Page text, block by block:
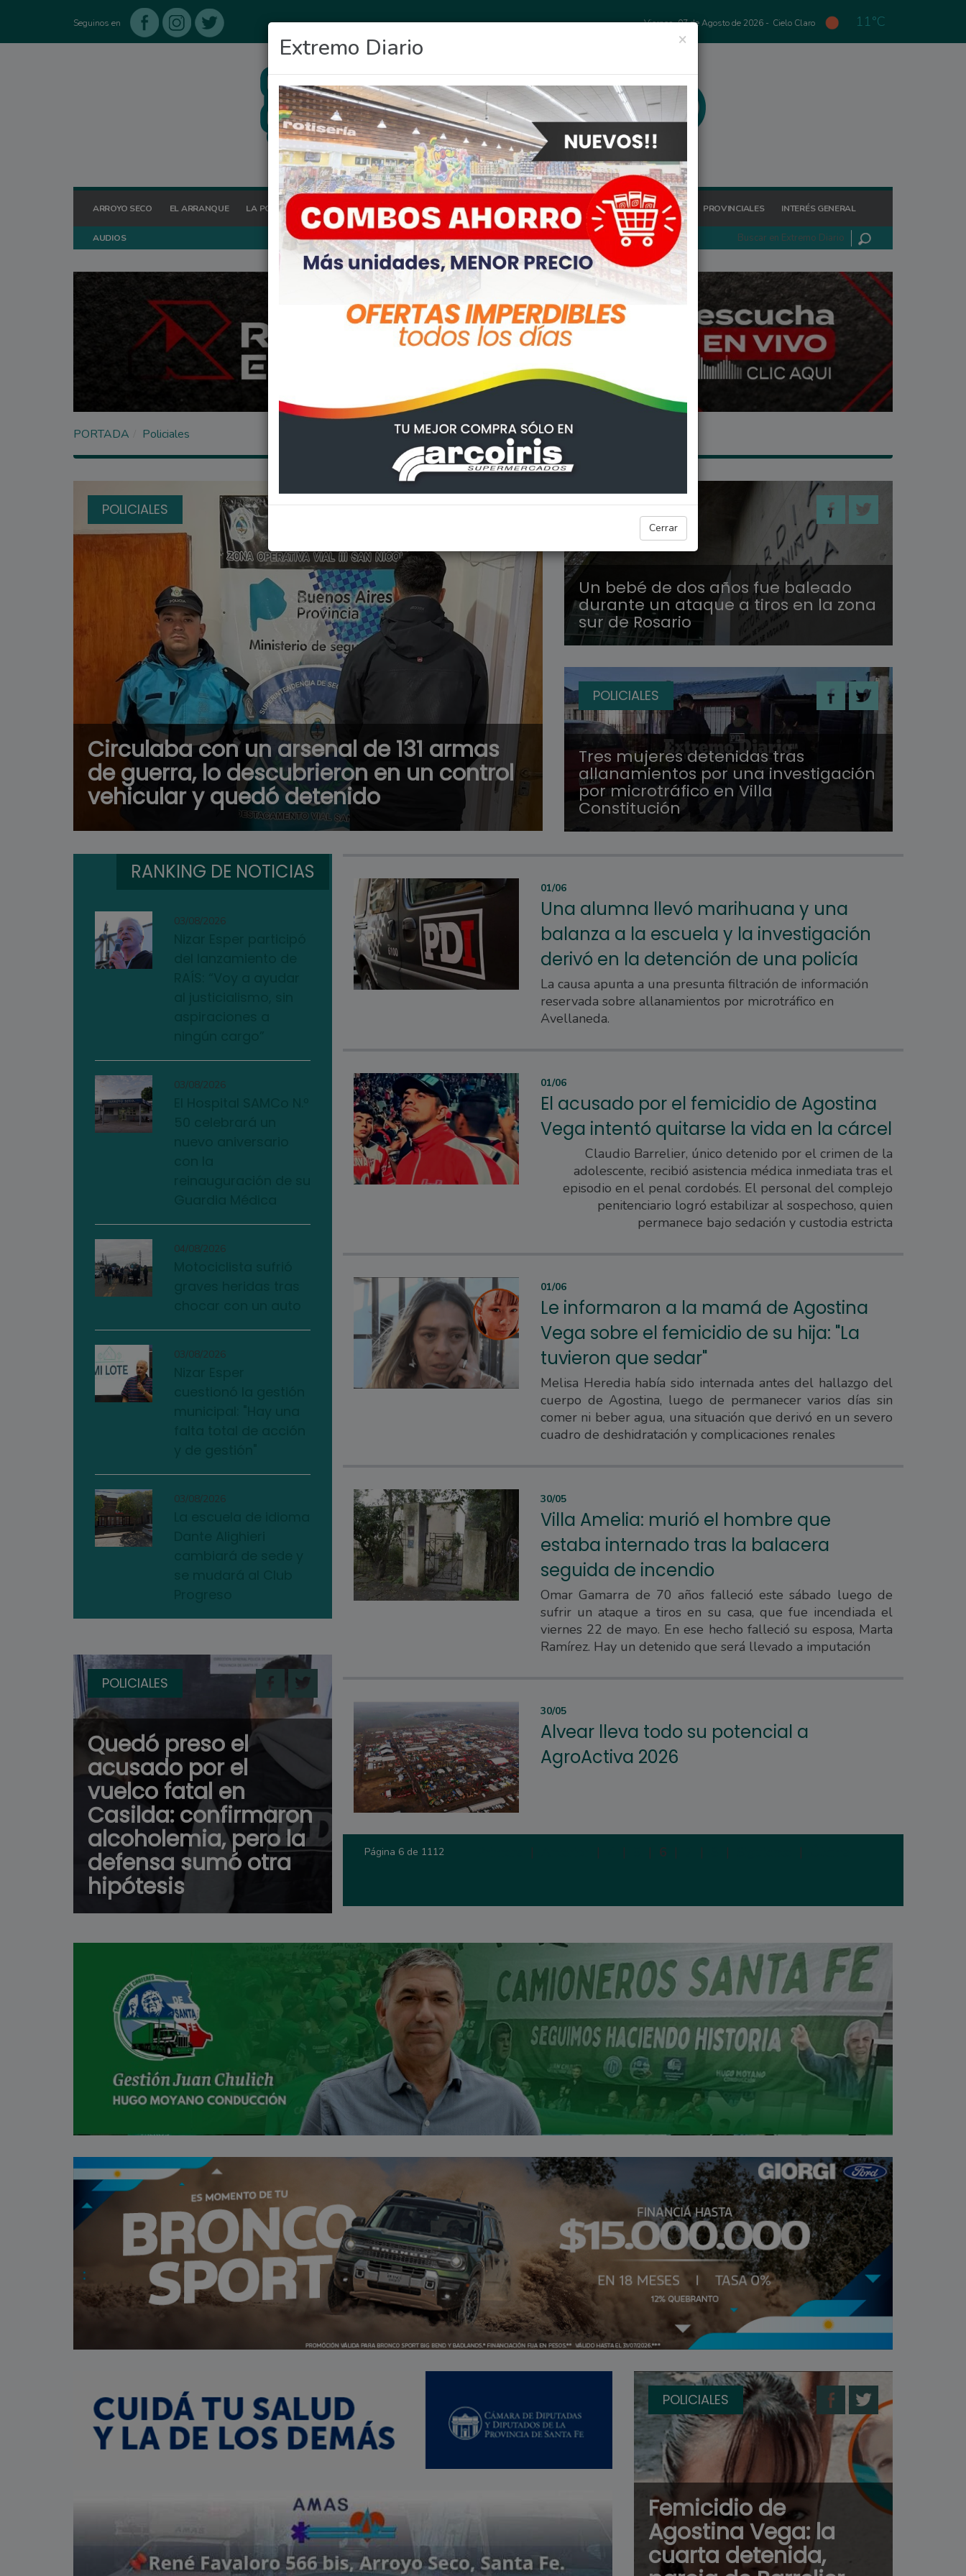
Seguinos en Viernes, 07 de Agosto de 2026 - Cielo Claro 11°C
ARROYO SECO EL ARRANQUE LA POSTA HOY OCIO DEPORTES FIGHIERA GENERAL LAGOS POLICIALES REGIONALES PROVINCIALES INTERÉS GENERAL
AUDIOS
×
Extremo Diario
Cerrar
PORTADA Policiales
POLICIALES
Circulaba con un arsenal de 131 armas
de guerra, lo descubrieron en un control
vehicular y quedó detenido
POLICIALES
Un bebé de dos años fue baleado
durante un ataque a tiros en la zona
sur de Rosario
POLICIALES
Tres mujeres detenidas tras
allanamientos por una investigación
por microtráfico en Villa
Constitución
RANKING DE NOTICIAS
03/08/2026
03/08/2026
04/08/2026
03/08/2026
03/08/2026
POLICIALES
Quedó preso el
acusado por el
vuelco fatal en
Casilda: confirmaron
alcoholemia, pero la
defensa sumó otra
hipótesis
01/06
Una alumna llevó marihuana y una
balanza a la escuela y la investigación
derivó en la detención de una policía
La causa apunta a una presunta filtración de información
reservada sobre allanamientos por microtráfico en
Avellaneda.
01/06
El acusado por el femicidio de Agostina
Vega intentó quitarse la vida en la cárcel
Claudio Barrelier, único detenido por el crimen de la
adolescente, recibió asistencia médica inmediata tras el
episodio en el penal cordobés. El personal del complejo
penitenciario logró estabilizar al sospechoso, quien
permanece bajo sedación y custodia estricta
01/06
Le informaron a la mamá de Agostina
Vega sobre el femicidio de su hija: "La
tuvieron que sedar"
Melisa Heredia había sido internada antes del hallazgo del
cuerpo de Agostina, luego de permanecer varios días sin
comer ni beber agua, una situación que derivó en un severo
cuadro de deshidratación y complicaciones renales
30/05
Villa Amelia: murió el hombre que
estaba internado tras la balacera
seguida de incendio
Omar Gamarra de 70 años falleció este sábado luego de
sufrir un ataque a tiros en su casa, que fue incendiada el
viernes 22 de mayo. En ese hecho falleció su esposa, Marta
Ramírez. Hay un detenido que será llevado a imputación
30/05
Alvear lleva todo su potencial a
AgroActiva 2026
Página 6 de 1112 | | | | 6 | | | |
POLICIALES
Femicidio de
Agostina Vega: la
cuarta detenida,